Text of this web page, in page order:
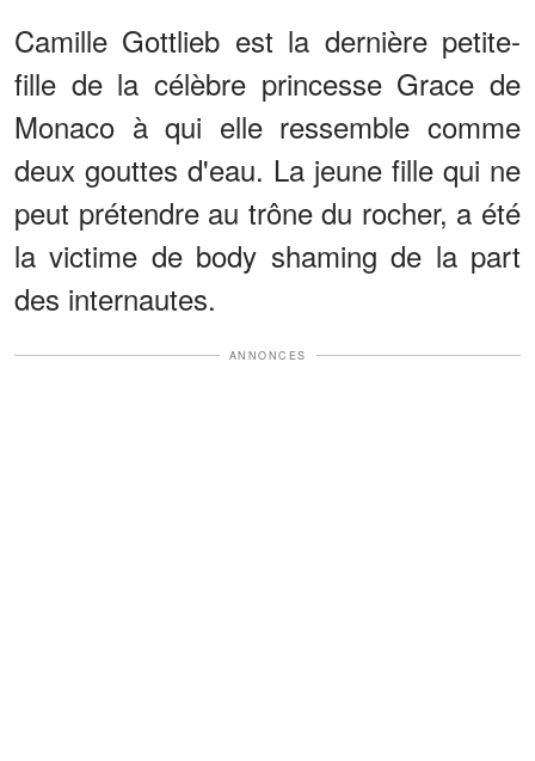
Camille Gottlieb est la dernière petite-
fille de la célèbre princesse Grace de
Monaco à qui elle ressemble comme
deux gouttes d'eau. La jeune fille qui ne
peut prétendre au trône du rocher, a été
la victime de body shaming de la part
des internautes.
ANNONCES